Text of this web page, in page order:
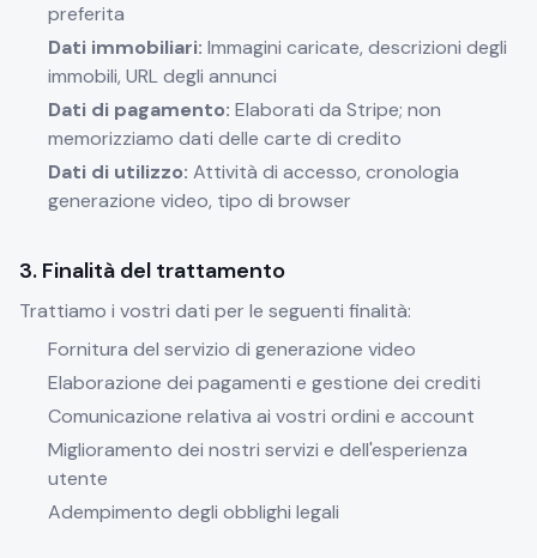
preferita
Dati immobiliari: Immagini caricate, descrizioni degli
immobili, URL degli annunci
Dati di pagamento: Elaborati da Stripe; non
memorizziamo dati delle carte di credito
Dati di utilizzo: Attività di accesso, cronologia
generazione video, tipo di browser
3. Finalità del trattamento
Trattiamo i vostri dati per le seguenti finalità:
Fornitura del servizio di generazione video
Elaborazione dei pagamenti e gestione dei crediti
Comunicazione relativa ai vostri ordini e account
Miglioramento dei nostri servizi e dell'esperienza
utente
Adempimento degli obblighi legali